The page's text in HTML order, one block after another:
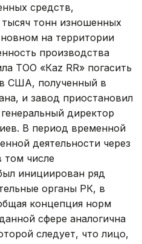
средств,
тысяч тонн изношенных
на территории
производства
ТОО «Каz RR» погасить
США, полученный в
и завод приостановил
директор
В период временной
деятельности через
том числе
инициирован ряд
органы РК, в
концепция норм
сфере аналогична
следует, что лицо,